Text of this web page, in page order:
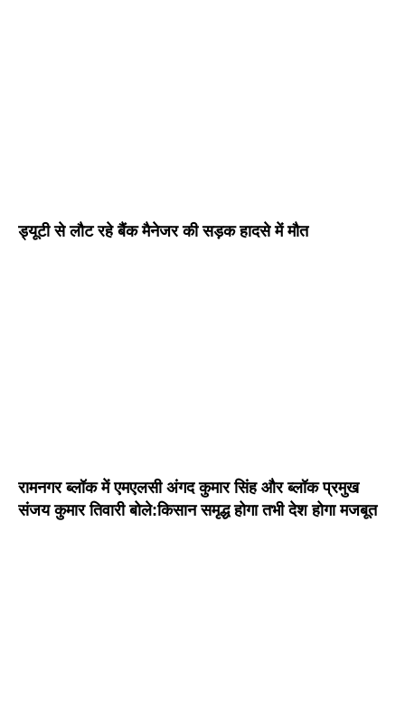
ड्यूटी से लौट रहे बैंक मैनेजर की सड़क हादसे में मौत
रामनगर ब्लॉक में एमएलसी अंगद कुमार सिंह और ब्लॉक प्रमुख
संजय कुमार तिवारी बोले:किसान समृद्ध होगा तभी देश होगा मजबूत